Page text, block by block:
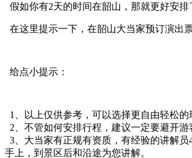
假如你有2天的时间在韶山，那就更好安
在这里提示一下，在韶山大当家预订演出
给点小提示：
1、以上仅供参考，可以选择更自由轻松的
2、不管如何安排行程，建议一定要避开游
3、大当家有正规有资质，有经验的讲解
手上，到景区后和沿途为您讲解。